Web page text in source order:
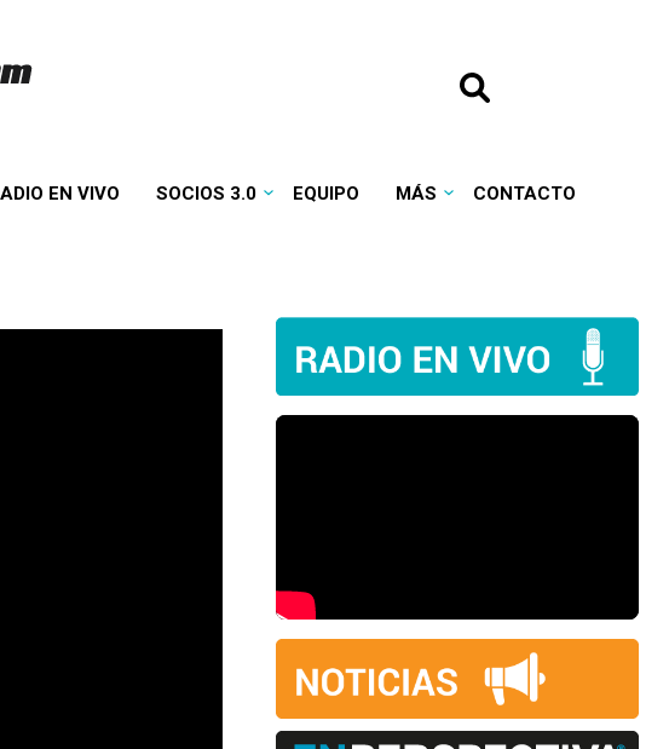
EN VIVO SOCIOS 3.0 EQUIPO MÁS CONTACTO